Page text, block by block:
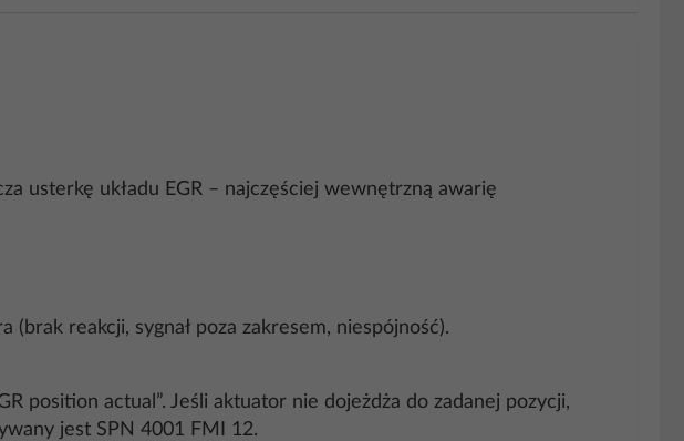
usterkę układu EGR – najczęściej wewnętrzną awarię
reakcji, sygnał poza zakresem, niespójność).
position actual”. Jeśli aktuator nie dojeżdża do zadanej pozycji,
jest SPN 4001 FMI 12.